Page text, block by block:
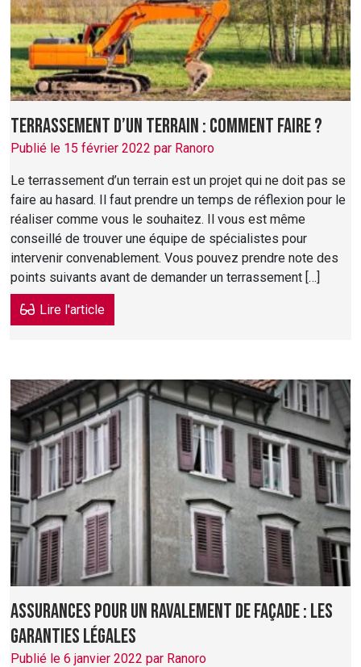
Terrassement d’un terrain : comment faire ?
Publié le 15 février 2022 par Ranoro
Le terrassement d’un terrain est un projet qui ne doit pas se
faire au hasard. Il faut prendre un temps de réflexion pour le
réaliser comme vous le souhaitez. Il vous est même
conseillé de trouver une équipe de spécialistes pour
intervenir convenablement. Vous pouvez prendre note des
points suivants avant de demander un terrassement […]
Lire l'article
Assurances pour un ravalement de façade : les
garanties légales
Publié le 6 janvier 2022 par Ranoro